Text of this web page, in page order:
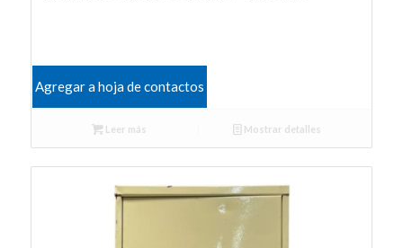
Agregar a hoja de contactos
Leer más Mostrar detalles